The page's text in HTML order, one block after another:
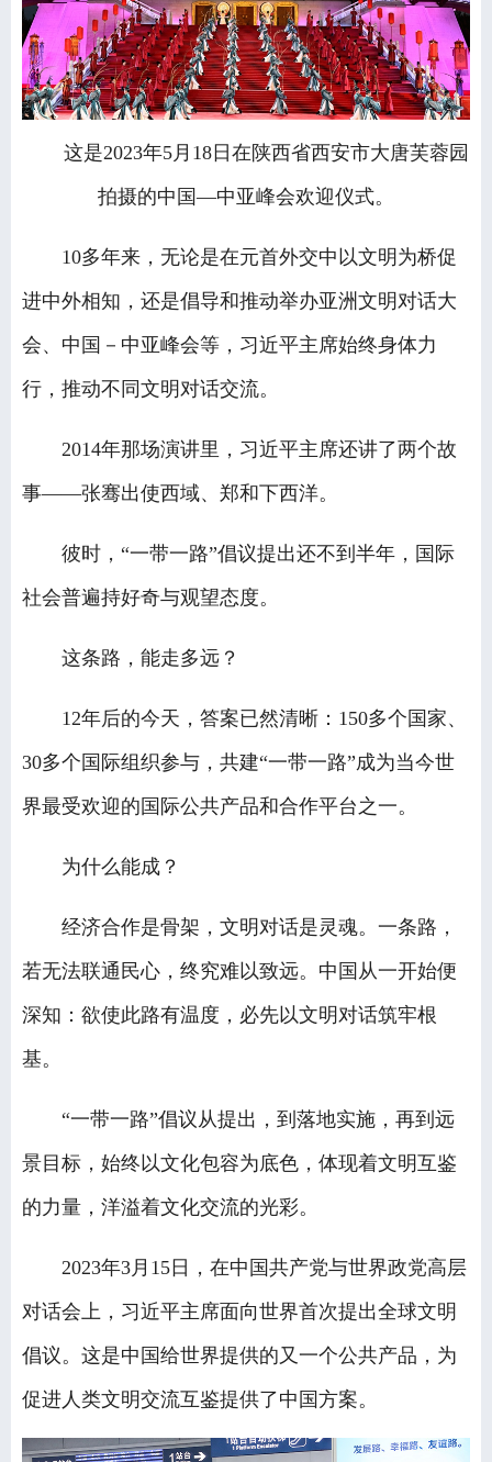
这是2023年5月18日在陕西省西安市大唐芙蓉园
拍摄的中国—中亚峰会欢迎仪式。
10多年来，无论是在元首外交中以文明为桥促
进中外相知，还是倡导和推动举办亚洲文明对话大
会、中国－中亚峰会等，习近平主席始终身体力
行，推动不同文明对话交流。
2014年那场演讲里，习近平主席还讲了两个故
事——张骞出使西域、郑和下西洋。
彼时，“一带一路”倡议提出还不到半年，国际
社会普遍持好奇与观望态度。
这条路，能走多远？
12年后的今天，答案已然清晰：150多个国家、
30多个国际组织参与，共建“一带一路”成为当今世
界最受欢迎的国际公共产品和合作平台之一。
为什么能成？
经济合作是骨架，文明对话是灵魂。一条路，
若无法联通民心，终究难以致远。中国从一开始便
深知：欲使此路有温度，必先以文明对话筑牢根
基。
“一带一路”倡议从提出，到落地实施，再到远
景目标，始终以文化包容为底色，体现着文明互鉴
的力量，洋溢着文化交流的光彩。
2023年3月15日，在中国共产党与世界政党高层
对话会上，习近平主席面向世界首次提出全球文明
倡议。这是中国给世界提供的又一个公共产品，为
促进人类文明交流互鉴提供了中国方案。